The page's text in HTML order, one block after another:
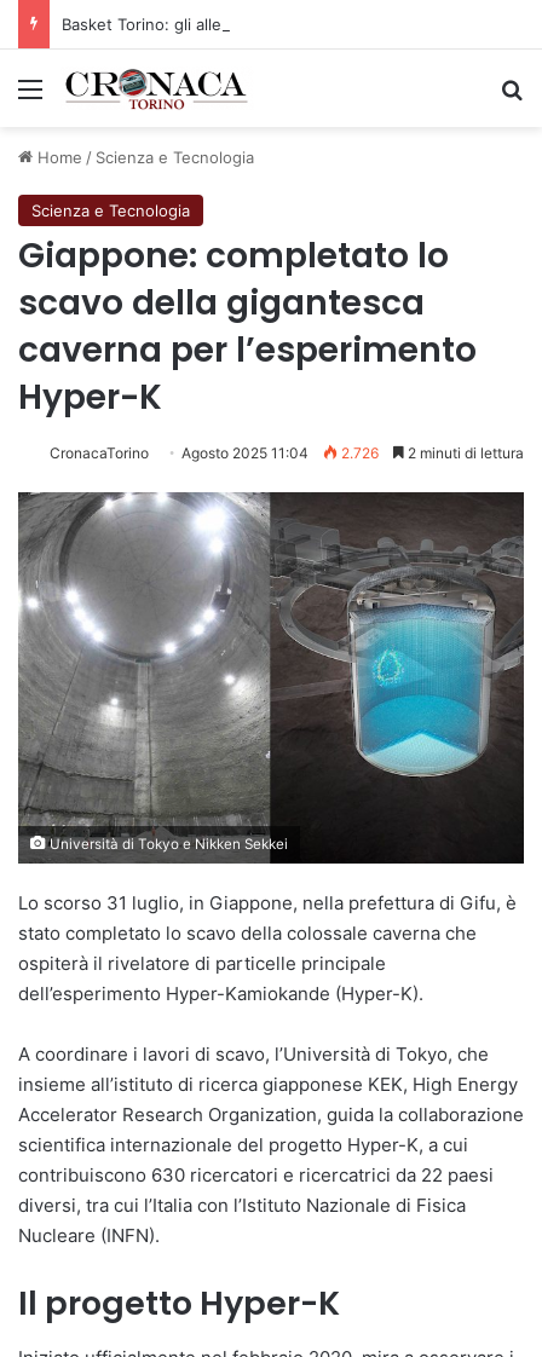
Menu
Home / Scienza e Tecnologia
Scienza e Tecnologia
Giappone: completato lo
scavo della gigantesca
caverna per l’esperimento
Hyper-K
CronacaTorino Agosto 2025 11:04 2.726 2 minuti di lettura
Università di Tokyo e Nikken Sekkei
Lo scorso 31 luglio, in Giappone, nella prefettura di Gifu, è
stato completato lo scavo della colossale caverna che
ospiterà il rivelatore di particelle principale
dell’esperimento Hyper-Kamiokande (Hyper-K).
A coordinare i lavori di scavo, l’Università di Tokyo, che
insieme all’istituto di ricerca giapponese KEK, High Energy
Accelerator Research Organization, guida la collaborazione
scientifica internazionale del progetto Hyper-K, a cui
contribuiscono 630 ricercatori e ricercatrici da 22 paesi
diversi, tra cui l’Italia con l’Istituto Nazionale di Fisica
Nucleare (INFN).
Il progetto Hyper-K